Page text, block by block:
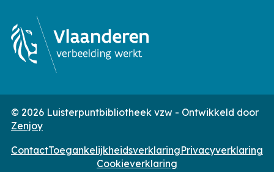
© 2026 Luisterpuntbibliotheek vzw - Ontwikkeld door
Zenjoy
ContactToegankelijkheidsverklaringPrivacyverklaring
Cookieverklaring